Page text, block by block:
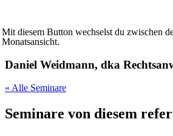
Mit diesem Button wechselst du zwischen
Monatsansicht.
Daniel Weidmann, dka
« Alle Seminare
Seminare von diesem